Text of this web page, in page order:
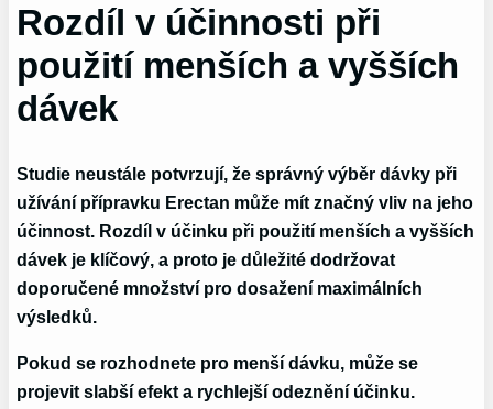
Rozdíl v účinnosti při
použití menších a vyšších
dávek
Studie neustále potvrzují, že správný výběr dávky při
užívání přípravku Erectan může mít značný vliv na jeho
účinnost. Rozdíl v účinku při použití menších a vyšších
dávek je klíčový, a proto je důležité dodržovat
doporučené množství pro dosažení maximálních
výsledků.
Pokud se rozhodnete pro menší dávku, může se
projevit slabší efekt a rychlejší odeznění účinku.